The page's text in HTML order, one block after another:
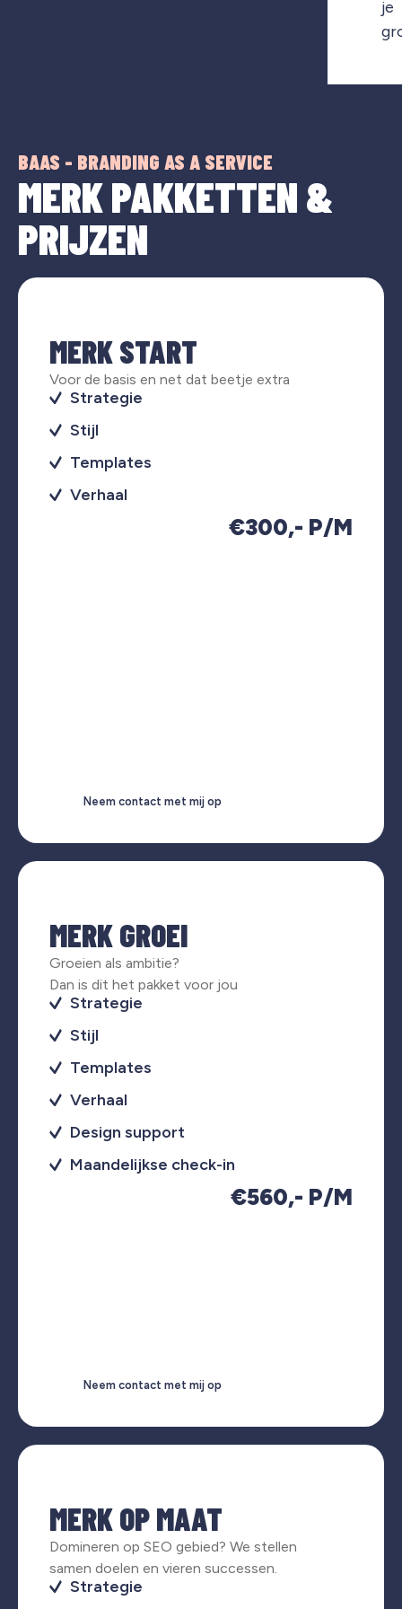
je
BAAS - BRANDING AS A SERVICE
MERK PAKKETTEN &
PRIJZEN
MERK START
Voor de basis en net dat beetje extra
Strategie
Stijl
Templates
Verhaal
€300,- P/M
Neem contact met mij op
MERK GROEI
Groeien als ambitie?
Dan is dit het pakket voor jou
Strategie
Stijl
Templates
Verhaal
Design support
Maandelijkse check-in
€560,- P/M
Neem contact met mij op
MERK OP MAAT
Domineren op SEO gebied? We stellen
samen doelen en vieren successen.
Strategie